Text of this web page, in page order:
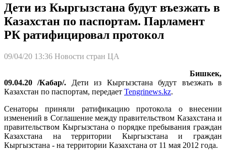
Дети из Кыргызстана будут въезжать в
Казахстан по паспортам. Парламент
РК ратифицировал протокол
09/04/20 13:36 Новости стран ЦА
Бишкек,
09.04.20 /Кабар/. Дети из Кыргызстана будут въезжать в
Казахстан по паспортам, передает Tengrinews.kz.
Сенаторы приняли ратификацию протокола о внесении
изменений в Соглашение между правительством Казахстана и
правительством Кыргызстана о порядке пребывания граждан
Казахстана на территории Кыргызстана и граждан
Кыргызстана - на территории Казахстана от 11 мая 2012 года.